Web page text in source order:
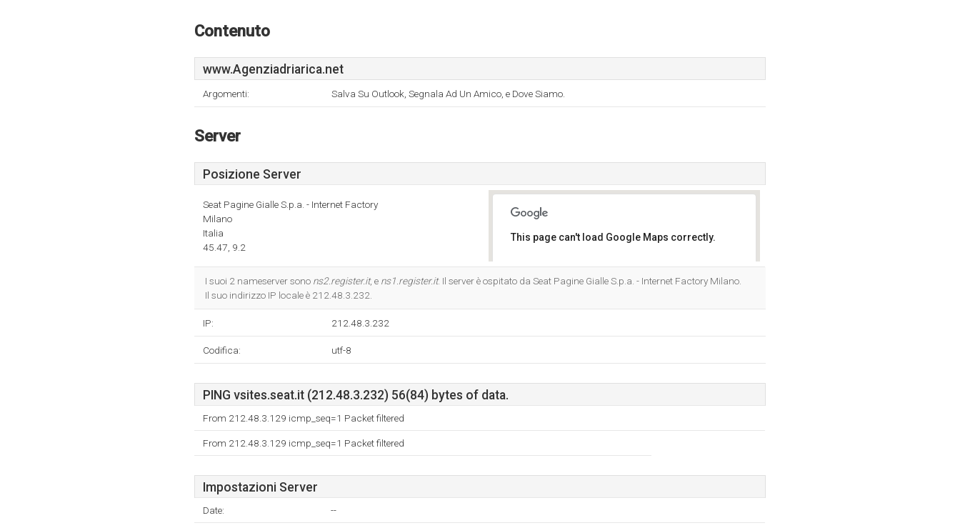
Contenuto
www.Agenziadriarica.net
Argomenti: Salva Su Outlook, Segnala Ad Un Amico, e Dove Siamo.
Server
Posizione Server
Seat Pagine Gialle S.p.a. - Internet Factory
Milano
Italia
45.47, 9.2
This page can't load Google Maps correctly.
I suoi 2 nameserver sono ns2.register.it, e ns1.register.it. Il server è ospitato da Seat Pagine Gialle S.p.a. - Internet Factory Milano.
Il suo indirizzo IP locale è 212.48.3.232.
IP: 212.48.3.232
Codifica: utf-8
PING vsites.seat.it (212.48.3.232) 56(84) bytes of data.
From 212.48.3.129 icmp_seq=1 Packet filtered
From 212.48.3.129 icmp_seq=1 Packet filtered
Impostazioni Server
Date: --